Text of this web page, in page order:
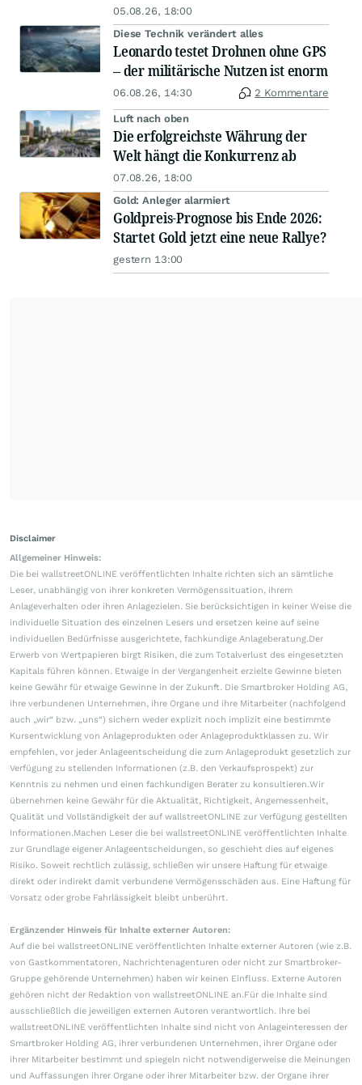
05.08.26, 18:00
Diese Technik verändert alles
Leonardo testet Drohnen ohne GPS
– der militärische Nutzen ist enorm
06.08.26, 14:30 2 Kommentare
Luft nach oben
Die erfolgreichste Währung der
Welt hängt die Konkurrenz ab
07.08.26, 18:00
Gold: Anleger alarmiert
Goldpreis-Prognose bis Ende 2026:
Startet Gold jetzt eine neue Rallye?
gestern 13:00
Disclaimer
Allgemeiner Hinweis:
Die bei wallstreetONLINE veröffentlichten Inhalte richten sich an sämtliche
Leser, unabhängig von ihrer konkreten Vermögenssituation, ihrem
Anlageverhalten oder ihren Anlagezielen. Sie berücksichtigen in keiner Weise die
individuelle Situation des einzelnen Lesers und ersetzen keine auf seine
individuellen Bedürfnisse ausgerichtete, fachkundige Anlageberatung.Der
Erwerb von Wertpapieren birgt Risiken, die zum Totalverlust des eingesetzten
Kapitals führen können. Etwaige in der Vergangenheit erzielte Gewinne bieten
keine Gewähr für etwaige Gewinne in der Zukunft. Die Smartbroker Holding AG,
ihre verbundenen Unternehmen, ihre Organe und ihre Mitarbeiter (nachfolgend
auch „wir“ bzw. „uns“) sichern weder explizit noch implizit eine bestimmte
Kursentwicklung von Anlageprodukten oder Anlageproduktklassen zu. Wir
empfehlen, vor jeder Anlageentscheidung die zum Anlageprodukt gesetzlich zur
Verfügung zu stellenden Informationen (z.B. den Verkaufsprospekt) zur
Kenntnis zu nehmen und einen fachkundigen Berater zu konsultieren.Wir
übernehmen keine Gewähr für die Aktualität, Richtigkeit, Angemessenheit,
Qualität und Vollständigkeit der auf wallstreetONLINE zur Verfügung gestellten
Informationen.Machen Leser die bei wallstreetONLINE veröffentlichten Inhalte
zur Grundlage eigener Anlageentscheidungen, so geschieht dies auf eigenes
Risiko. Soweit rechtlich zulässig, schließen wir unsere Haftung für etwaige
direkt oder indirekt damit verbundene Vermögensschäden aus. Eine Haftung für
Vorsatz oder grobe Fahrlässigkeit bleibt unberührt.
Ergänzender Hinweis für Inhalte externer Autoren:
Auf die bei wallstreetONLINE veröffentlichten Inhalte externer Autoren (wie z.B.
von Gastkommentatoren, Nachrichtenagenturen oder nicht zur Smartbroker-
Gruppe gehörende Unternehmen) haben wir keinen Einfluss. Externe Autoren
gehören nicht der Redaktion von wallstreetONLINE an.Für die Inhalte sind
ausschließlich die jeweiligen externen Autoren verantwortlich. Ihre bei
wallstreetONLINE veröffentlichten Inhalte sind nicht von Anlageinteressen der
Smartbroker Holding AG, ihrer verbundenen Unternehmen, ihrer Organe oder
ihrer Mitarbeiter bestimmt und spiegeln nicht notwendigerweise die Meinungen
und Auffassungen ihrer Organe oder ihrer Mitarbeiter bzw. der Organe ihrer